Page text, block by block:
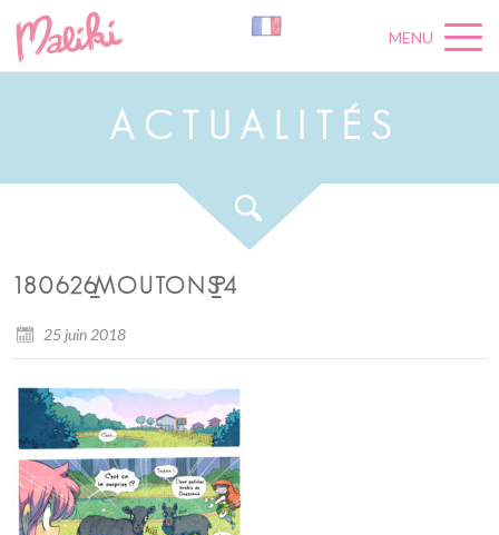
MENU
A C U A L É S
180626_MOUTONS_P4
25 juin 2018